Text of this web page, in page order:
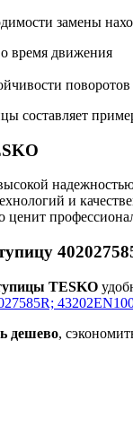
замены
время движения
поворотов
составляет
и
TESKO
дешево,